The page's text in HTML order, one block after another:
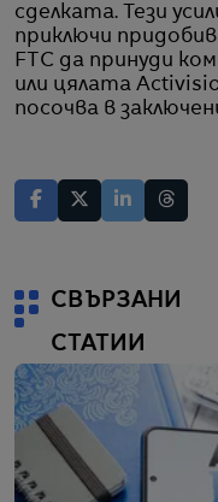
сделката. Тези
приключи
FTC да принуди
или цялата
посочва в
СВЪРЗАНИ
СТАТИИ